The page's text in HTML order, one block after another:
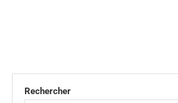
Rechercher